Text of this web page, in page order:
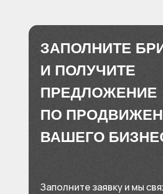
Заполните заявку и мы
ЗАПОЛНИТЕ
И ПОЛУЧИТЕ
ПРЕДЛОЖЕНИЕ
ПО
ВАШЕГО